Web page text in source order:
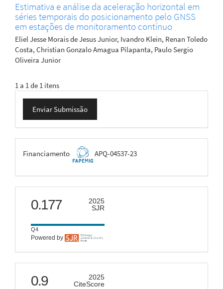
Estimativa e análise da aceleração horizontal em
séries temporais do posicionamento pelo GNSS
em estações de monitoramento contínuo
Eliel Jesse Morais de Jesus Junior, Ivandro Klein, Renan Toledo
Costa, Christian Gonzalo Amagua Pilapanta, Paulo Sergio
Oliveira Junior
1 a 1 de 1 itens
Enviar
Submissão
Enviar Submissão
FAPEMIG
Financiamento APQ-04537-23
scimago
0.177
2025
SJR
Q4
Powered by
citescore
0.9
2025
CiteScore